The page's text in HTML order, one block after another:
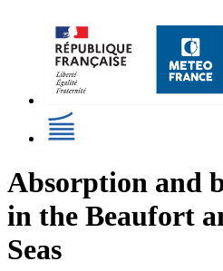
Absorption and
in the Beaufort
Seas